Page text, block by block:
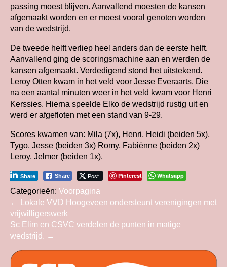
passing moest blijven. Aanvallend moesten de kansen
afgemaakt worden en er moest vooral genoten worden
van de wedstrijd.
De tweede helft verliep heel anders dan de eerste helft.
Aanvallend ging de scoringsmachine aan en werden de
kansen afgemaakt. Verdedigend stond het uitstekend.
Leroy Otten kwam in het veld voor Jesse Everaarts. Die
na een aantal minuten weer in het veld kwam voor Henri
Kerssies. Hierna speelde Elko de wedstrijd rustig uit en
werd er afgefloten met een stand van 9-29.
Scores kwamen van: Mila (7x), Henri, Heidi (beiden 5x),
Tygo, Jesse (beiden 3x) Romy, Fabiënne (beiden 2x)
Leroy, Jelmer (beiden 1x).
Share Post
Share Pinterest Whatsapp
Categorieën: Voorpagina
Bericht
navigatie
←
Lokale VVD Hoogeveen ondersteunt verenigingen met
vrijwilligerswerk
Sc Elim en CSVC verdelen de punten in matige
wedstrijd. →